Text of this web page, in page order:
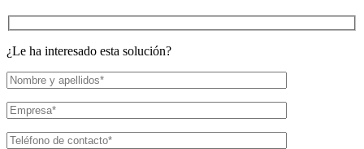
¿Le ha interesado esta solución?